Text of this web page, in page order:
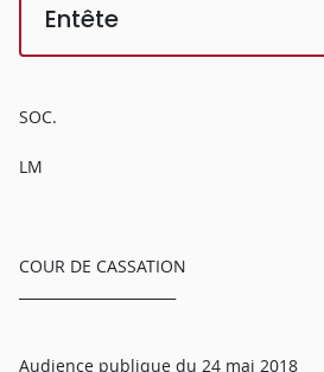
Entête
SOC.
LM
COUR DE CASSATION
Audience publique du 24 mai 2018